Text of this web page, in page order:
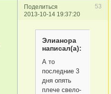
Поделиться
53
2013-10-14 19:37:20
Элианора
написал(а):
А то
последние 3
дня опять
плече свело-